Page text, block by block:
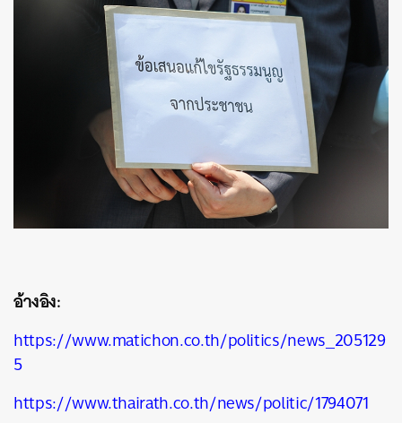
อ้างอิง:
https://www.matichon.co.th/politics/news_205129
5
https://www.thairath.co.th/news/politic/1794071